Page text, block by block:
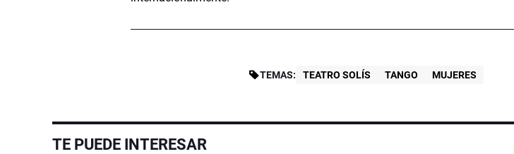
TEMAS: TEATRO SOLÍS TANGO MUJERES
TE PUEDE INTERESAR